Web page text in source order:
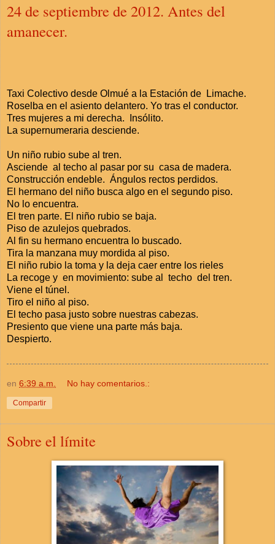
24 de septiembre de 2012. Antes del
amanecer.
Taxi Colectivo desde Olmué a la Estación de Limache.
Roselba en el asiento delantero. Yo tras el conductor.
Tres mujeres a mi derecha. Insólito.
La supernumeraria desciende.
Un niño rubio sube al tren.
Asciende al techo al pasar por su casa de madera.
Construcción endeble. Ángulos rectos perdidos.
El hermano del niño busca algo en el segundo piso.
No lo encuentra.
El tren parte. El niño rubio se baja.
Piso de azulejos quebrados.
Al fin su hermano encuentra lo buscado.
Tira la manzana muy mordida al piso.
El niño rubio la toma y la deja caer entre los rieles
La recoge y en movimiento: sube al techo del tren.
Viene el túnel.
Tiro el niño al piso.
El techo pasa justo sobre nuestras cabezas.
Presiento que viene una parte más baja.
Despierto.
en 6:39 a.m. No hay comentarios.:
Compartir
Sobre el límite